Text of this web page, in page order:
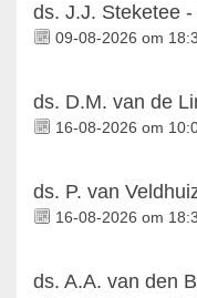
ds. J.J. Steketee
09-08-2026 om
ds. D.M. van de
16-08-2026 om
ds. P. van
16-08-2026 om
ds. A.A. van den